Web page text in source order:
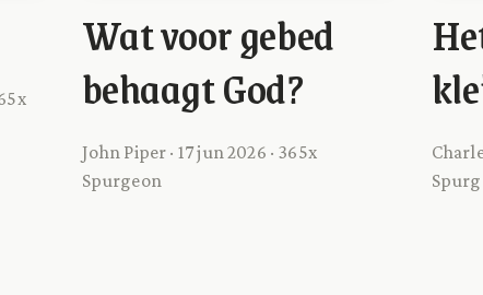
Wat voor gebed
behaagt God?
John Piper · 17 jun 2026 · 365x
Spurgeon